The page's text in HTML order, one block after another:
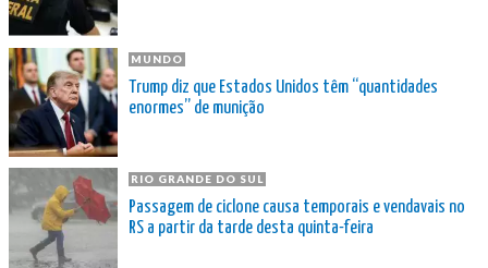
MUNDO
Trump diz que Estados Unidos têm “quantidades
enormes” de munição
RIO GRANDE DO SUL
Passagem de ciclone causa temporais e vendavais no
RS a partir da tarde desta quinta-feira